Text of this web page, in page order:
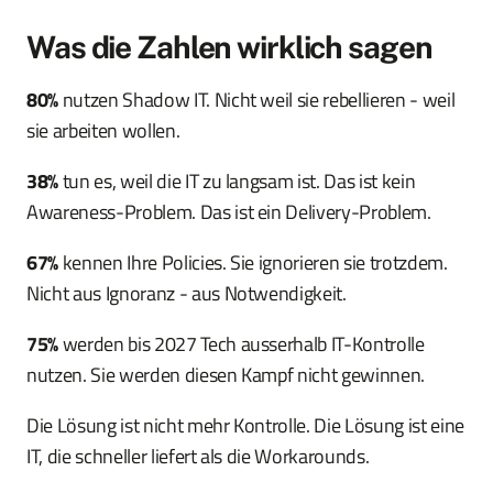
Was die Zahlen wirklich sagen
80%nutzen Shadow IT. Nicht weil sie rebellieren - weil
sie arbeiten wollen.
38%tun es, weil die IT zu langsam ist. Das ist kein
Awareness-Problem. Das ist ein Delivery-Problem.
67%kennen Ihre Policies. Sie ignorieren sie trotzdem.
Nicht aus Ignoranz - aus Notwendigkeit.
75%werden bis 2027 Tech ausserhalb IT-Kontrolle
nutzen. Sie werden diesen Kampf nicht gewinnen.
Die Lösung ist nicht mehr Kontrolle. Die Lösung ist eine
IT, die schneller liefert als die Workarounds.